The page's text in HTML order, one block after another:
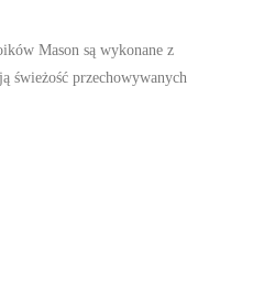
Mason są wykonane z
świeżość przechowywanych